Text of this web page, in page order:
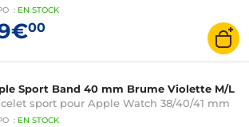
: EN STOCK
00
Sport Band 40 mm Brume Violette M/L
sport pour Apple Watch 38/40/41 mm
: EN STOCK